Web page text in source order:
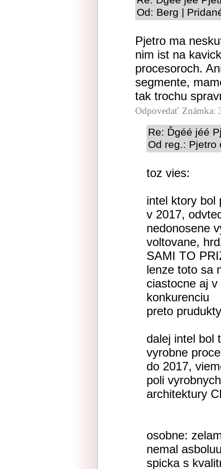
Od: Berg |
Pjetro ma
nim ist na
procesoroch.
segmente,
tak trochu
Odpovedať Známka:
Re: Ďgéé jéé
Od reg.: Pjetro
toz vies:
intel ktory bol
v 2017,
nedonosene
voltovane,
SAMI TO
lenze toto sa
ciastocne aj
konkurenciu
preto
dalej intel bol
vyrobne
do 2017,
poli
architektury
osobne:
nemal
spicka s